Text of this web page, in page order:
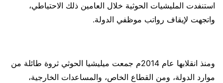
استنفدت المليشيات الحوثية خلال العامين ذلك الاحتياطي،
واتجهت لإيقاف رواتب موظفي الدولة.
ومنذ انقلابها عام 2014م جمعت ميليشيا الحوثي ثروة طائلة من
موارد الدولة، ومن القطاع الخاص، والمساعدات الخارجية،